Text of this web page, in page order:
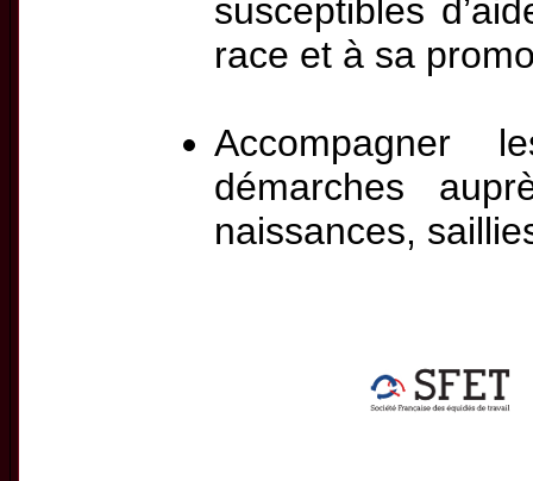
susceptibles
race et à sa
Accompagner
démarches
naissances,